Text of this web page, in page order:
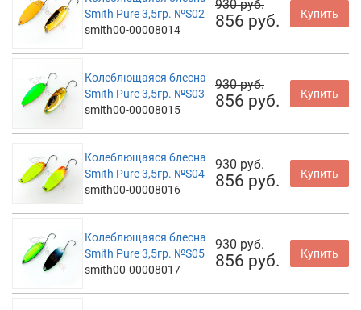
Smith Pure 3,5гр. №S02
smith00-00008014
930 руб.
856 руб. Купить
Колеблющаяся блесна
Smith Pure 3,5гр. №S03
smith00-00008015
930 руб.
856 руб. Купить
Колеблющаяся блесна
Smith Pure 3,5гр. №S04
smith00-00008016
930 руб.
856 руб. Купить
Колеблющаяся блесна
Smith Pure 3,5гр. №S05
smith00-00008017
930 руб.
856 руб. Купить